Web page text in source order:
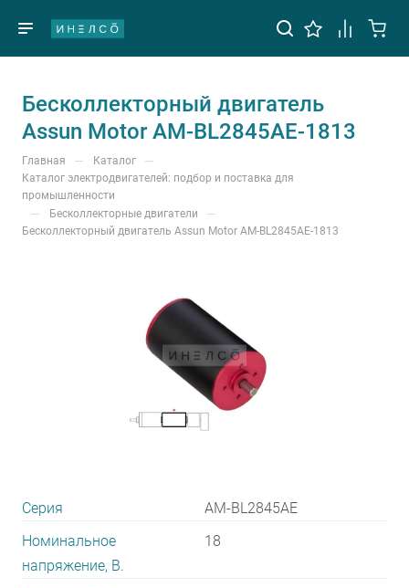
Бесколлекторный двигатель
Assun Motor AM-BL2845AE-1813
Главная — Каталог —
Каталог электродвигателей: подбор и поставка для
промышленности
— Бесколлекторные двигатели —
Бесколлекторный двигатель Assun Motor AM-BL2845AE-1813
Серия
AM-BL2845AE
Номинальное
напряжение, В.
18